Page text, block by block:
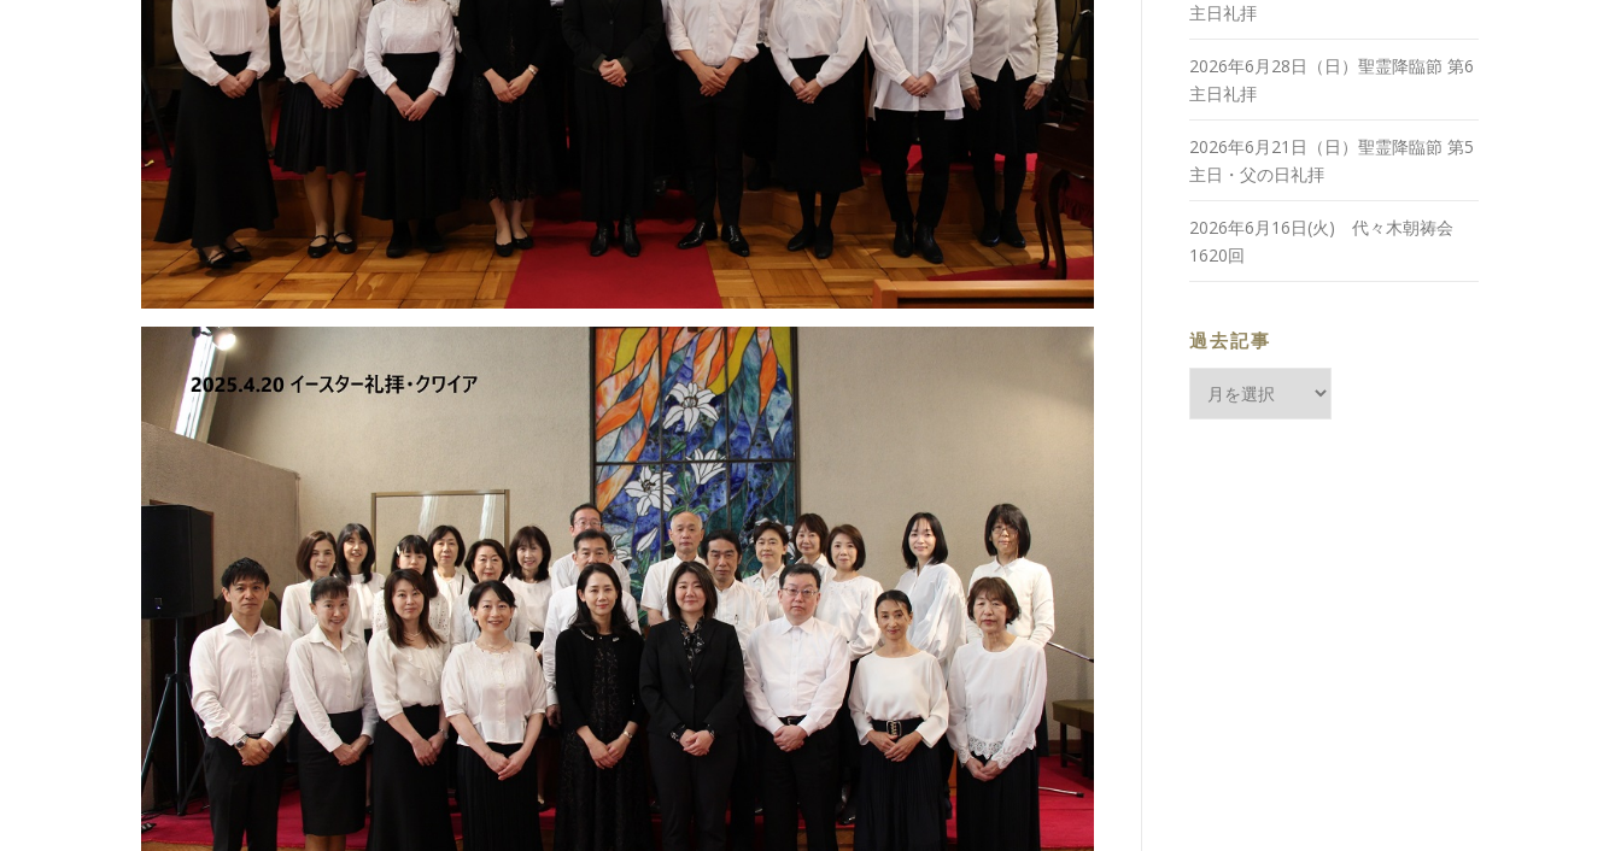
主日礼拝
2026年6月28日（日）聖霊降臨節 第6
主日礼拝
2026年6月21日（日）聖霊降臨節 第5
主日・父の日礼拝
2026年6月16日(火) 代々木朝祷会
1620回
過去記事